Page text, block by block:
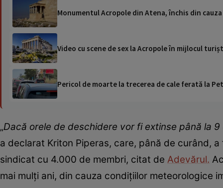
Monumentul Acropole din Atena, închis din
Video cu scene de sex la Acropole în mijlocul
Pericol de moarte la trecerea de cale ferată la
„Dacă orele de deschidere vor fi extinse până la
a declarat Kriton Piperas, care, până de curând,
sindicat cu 4.000 de membri, citat de Adevărul.
mai mulți ani, din cauza condițiilor meteorologice